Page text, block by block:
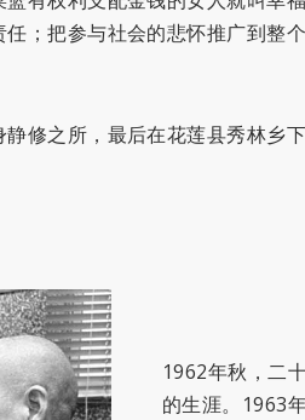
；把参与社会的悲怀推广到整
修之所，最后在花莲县秀林乡
1962年秋，二
的生涯。1963